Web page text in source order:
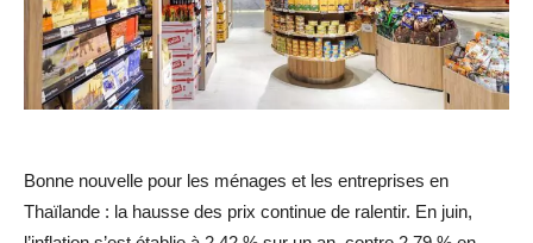
Bonne nouvelle pour les ménages et les entreprises en
Thaïlande : la hausse des prix continue de ralentir. En juin,